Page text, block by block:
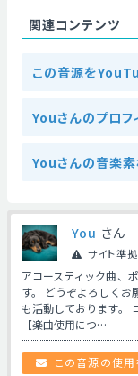
関連コンテンツ
この音源を
Youさんのプロフ
Youさんの音楽
You さん
サイト準拠
アコースティック曲、
す。 どうぞよろしくお
も活動しております。
【楽曲使用につ…
この音源の使用